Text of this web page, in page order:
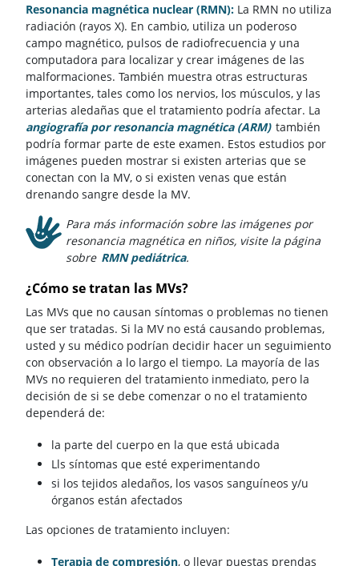
Resonancia magnética nuclear (RMN): La RMN no utiliza
radiación (rayos X). En cambio, utiliza un poderoso
campo magnético, pulsos de radiofrecuencia y una
computadora para localizar y crear imágenes de las
malformaciones. También muestra otras estructuras
importantes, tales como los nervios, los músculos, y las
arterias aledañas que el tratamiento podría afectar. La
angiografía por resonancia magnética (ARM) también
podría formar parte de este examen. Estos estudios por
imágenes pueden mostrar si existen arterias que se
conectan con la MV, o si existen venas que están
drenando sangre desde la MV.
Para más información sobre las imágenes por
resonancia magnética en niños, visite la página
sobre RMN pediátrica.
¿Cómo se tratan las MVs?
Las MVs que no causan síntomas o problemas no tienen
que ser tratadas. Si la MV no está causando problemas,
usted y su médico podrían decidir hacer un seguimiento
con observación a lo largo el tiempo. La mayoría de las
MVs no requieren del tratamiento inmediato, pero la
decisión de si se debe comenzar o no el tratamiento
dependerá de:
la parte del cuerpo en la que está ubicada
Lls síntomas que esté experimentando
si los tejidos aledaños, los vasos sanguíneos y/u
órganos están afectados
Las opciones de tratamiento incluyen:
Terapia de compresión, o llevar puestas prendas